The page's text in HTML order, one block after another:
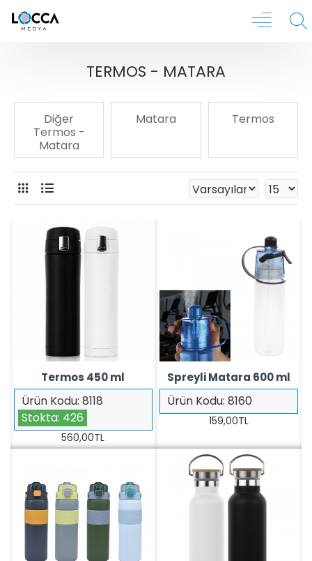
TERMOS - MATARA
Diğer
Termos -
Matara
Matara Termos
Ürün Kodu: 8118
Stokta: 426
Termos 450 ml
560,00TL
Ürün Kodu: 8160
Spreyli Matara 600 ml
159,00TL